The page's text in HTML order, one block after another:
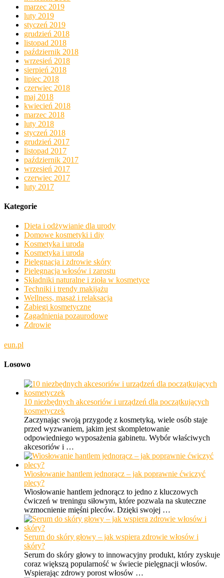
marzec 2019
luty 2019
styczeń 2019
grudzień 2018
listopad 2018
październik 2018
wrzesień 2018
sierpień 2018
lipiec 2018
czerwiec 2018
maj 2018
kwiecień 2018
marzec 2018
luty 2018
styczeń 2018
grudzień 2017
listopad 2017
październik 2017
wrzesień 2017
czerwiec 2017
luty 2017
Kategorie
Dieta i odżywianie dla urody
Domowe kosmetyki i diy
Kosmetyka i uroda
Kosmetyka i uroda
Pielęgnacja i zdrowie skóry
Pielęgnacja włosów i zarostu
Składniki naturalne i zioła w kosmetyce
Techniki i trendy makijażu
Wellness, masaż i relaksacja
Zabiegi kosmetyczne
Zagadnienia pozaurodowe
Zdrowie
eun.pl
Losowo
10 niezbędnych akcesoriów i urządzeń dla początkujących
kosmetyczek
Zaczynając swoją przygodę z kosmetyką, wiele osób staje
przed wyzwaniem, jakim jest skompletowanie
odpowiedniego wyposażenia gabinetu. Wybór właściwych
akcesoriów i …
Wiosłowanie hantlem jednorącz – jak poprawnie ćwiczyć
plecy?
Wiosłowanie hantlem jednorącz to jedno z kluczowych
ćwiczeń w treningu siłowym, które pozwala na skuteczne
wzmocnienie mięśni pleców. Dzięki swojej …
Serum do skóry głowy – jak wspiera zdrowie włosów i
skóry?
Serum do skóry głowy to innowacyjny produkt, który zyskuje
coraz większą popularność w świecie pielęgnacji włosów.
Wspierając zdrowy porost włosów …